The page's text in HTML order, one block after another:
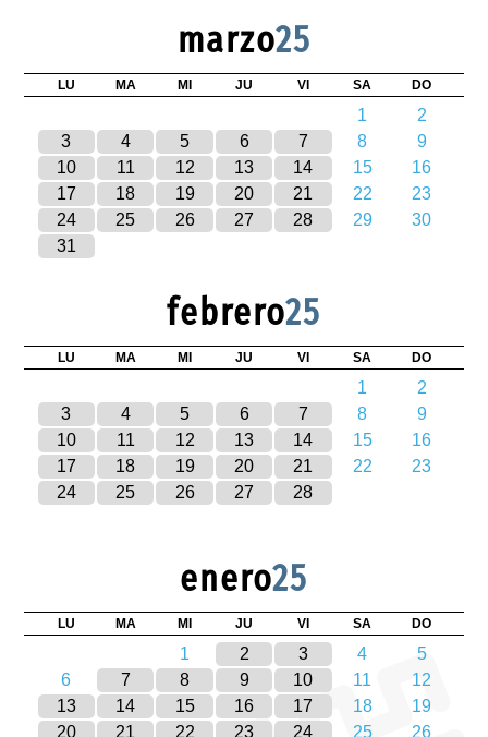
marzo25
LU MA MI JU VI SA DO
1
2
3
4 5 6 7 8
9
10
11 12 13 14 15
16
17
18 19 20 21 22
23
24
25 26 27 28 29
30
31
febrero25
LU MA MI JU VI SA DO
1
2
3
4 5 6 7 8
9
10
11 12 13 14 15
16
17
18 19 20 21 22
23
24
25 26 27 28
enero25
LU MA MI JU VI SA DO
1 2 3 4
5
6
7 8 9 10 11
12
13
14 15 16 17 18
19
20
21 22 23 24 25 26